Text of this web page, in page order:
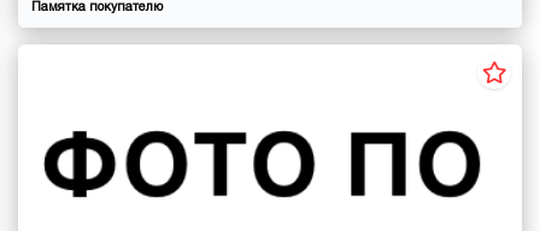
Памятка покупателю